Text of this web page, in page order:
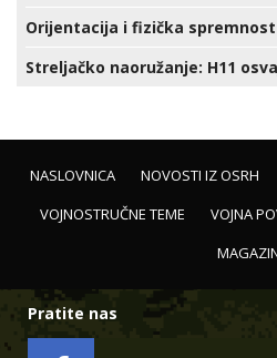
Orijentacija i fizička
Streljačko naoružanje: H11
NASLOVNICA NOVOSTI IZ OSRH
VOJNOSTRUČNE TEME
VOJNA
Pratite nas